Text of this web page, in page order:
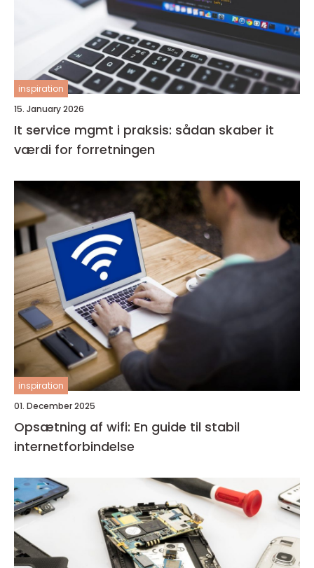
inspiration
15. January 2026
It service mgmt i praksis: sådan skaber it
værdi for forretningen
inspiration
01. December 2025
Opsætning af wifi: En guide til stabil
internetforbindelse